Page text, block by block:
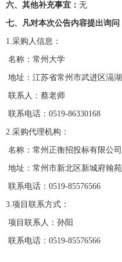
六、其他补充事宜： 无
七、凡对本次公告内容提出询
1.采购人信息：
名称 ：常州大学
地址 ：江苏省常州市武进区滆
联系人 ：蔡老师
联系电话 ： 0519-86330168
2.采购代理机构：
名称：常州正衡招投标有限公司
地址： 常州市新北区新城府翰苑
联系电话： 0519-85576566
3.项目联系方式：
项目联系人： 孙阳
联系电话： 0519-85576566